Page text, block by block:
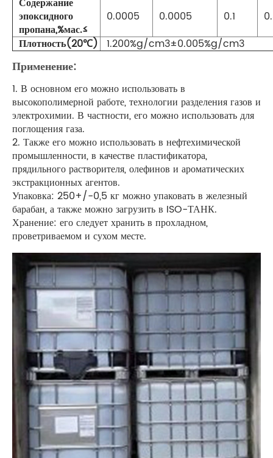
эпоксидного
пропана,%мас.≤
0.0005 0.0005 0.1
Плотность(20℃) 1.200%g/cm3±0.005%g/cm3
Применение:
1. В основном его можно использовать в
высокополимерной работе, технологии разделения газов и
электрохимии. В частности, его можно использовать для
поглощения газа.
2. Также его можно использовать в нефтехимической
промышленности, в качестве пластификатора,
прядильного растворителя, олефинов и ароматических
экстракционных агентов.
Упаковка: 250+/-0,5 кг можно упаковать в железный
барабан, а также можно загрузить в ISO-ТАНК.
Хранение: его следует хранить в прохладном,
проветриваемом и сухом месте.